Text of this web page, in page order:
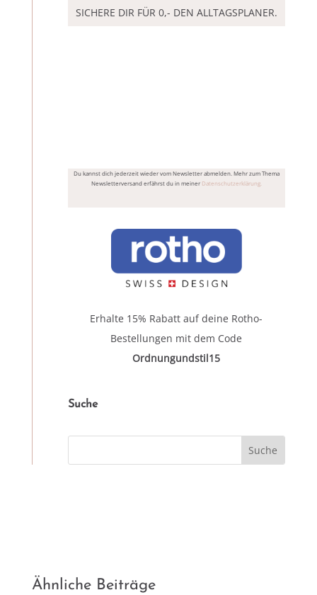
SICHERE DIR FÜR 0,- DEN ALLTAGSPLANER.
Du kannst dich jederzeit wieder vom Newsletter abmelden. Mehr zum Thema
Newsletterversand erfährst du in meiner Datenschutzerklärung.
Erhalte 15% Rabatt auf deine Rotho-
Bestellungen mit dem Code
Ordnungundstil15
Suche
Ähnliche Beiträge